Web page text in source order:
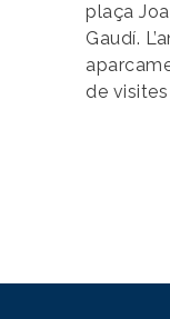
plaça
Gaudí.
de